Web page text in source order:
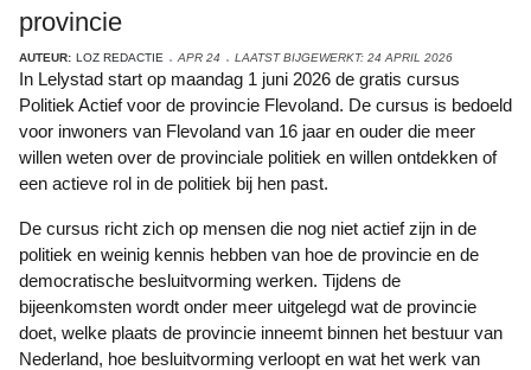
provincie
AUTEUR: LOZ REDACTIE APR 24 LAATST BIJGEWERKT: 24 APRIL 2026
In Lelystad start op maandag 1 juni 2026 de gratis cursus
Politiek Actief voor de provincie Flevoland. De cursus is bedoeld
voor inwoners van Flevoland van 16 jaar en ouder die meer
willen weten over de provinciale politiek en willen ontdekken of
een actieve rol in de politiek bij hen past.
De cursus richt zich op mensen die nog niet actief zijn in de
politiek en weinig kennis hebben van hoe de provincie en de
democratische besluitvorming werken. Tijdens de
bijeenkomsten wordt onder meer uitgelegd wat de provincie
doet, welke plaats de provincie inneemt binnen het bestuur van
Nederland, hoe besluitvorming verloopt en wat het werk van